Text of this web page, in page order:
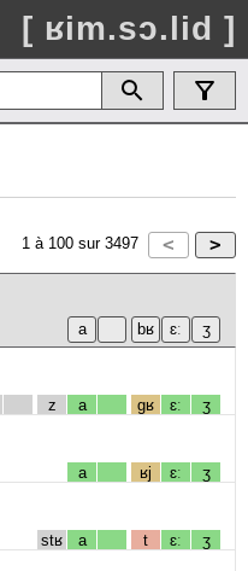
[ ʁim.sɔ.lid ]
1 à 100 sur 3497
z a gʁ ɛː ʒ
a ʁj ɛː ʒ
stʁ a t ɛː ʒ